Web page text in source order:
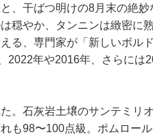
、干ばつ明けの8月末の絶
穏やか、タンニンは緻密に
る、専門家が「新しいボル
2022年や2016年、さらには
。石灰岩土壌のサンテミリ
も98〜100点級。ポムロー